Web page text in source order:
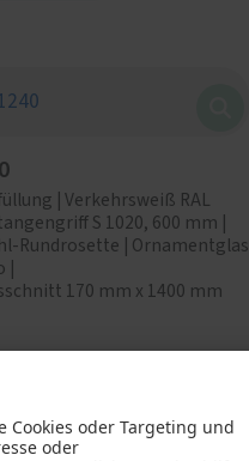
| Verkehrsweiß RAL
S 1020, 600 mm |
Rundrosette | Ornamentglas
170 mm x 1400 mm